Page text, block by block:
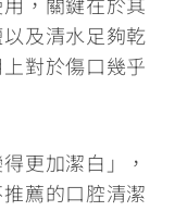
以及清水足夠乾
對於傷口幾乎
更加潔白」，
薦的口腔清潔